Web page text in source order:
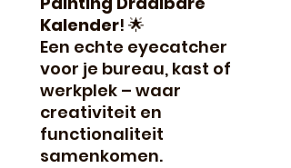
Kalender! 🌟
Een echte eyecatcher
voor je bureau, kast of
werkplek – waar
creativiteit en
functionaliteit
samenkomen.